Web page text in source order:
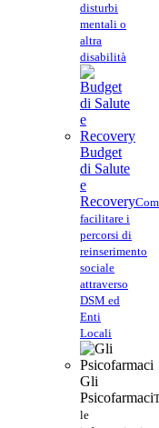
disturbi
mentali o
altra
disabilità
Budget
di Salute
e
Recovery
facilitare i
percorsi di
reinserimento
sociale
attraverso
DSM ed
Enti
Locali
Gli
Psicofarmaci
le